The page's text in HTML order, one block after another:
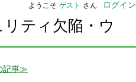
ようこそ ゲスト さん ログイン
ティ欠陥・ウ
記事